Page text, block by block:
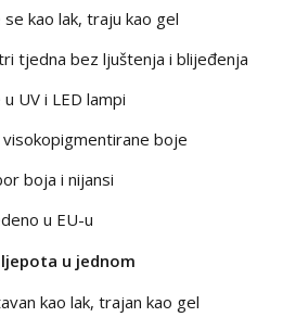
Summer Daze
Easter Egg
Lovely Kiss
Magic Winter
Night Beat
Party Animal
Glitter Flash
se kao lak, traju kao gel
tjedna bez ljuštenja i blijeđenja
u UV i LED lampi
boje
boja i nijansi
u EU-u
u jednom
kao lak, trajan kao gel